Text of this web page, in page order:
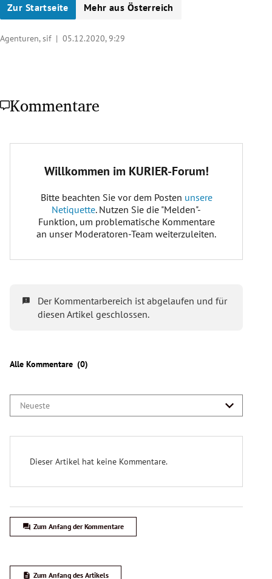
Zur Startseite Mehr aus Österreich
Agenturen, sif | 05.12.2020, 9:29
Kommentare